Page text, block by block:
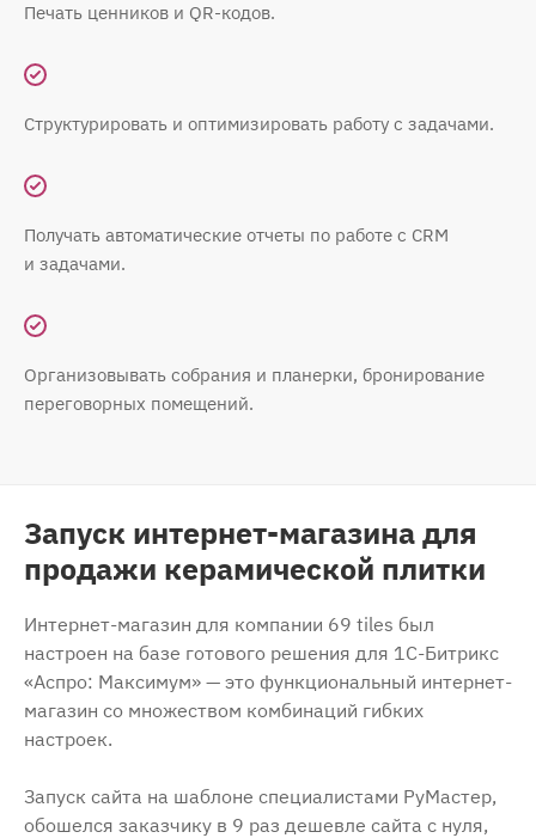
Печать ценников и QR-кодов.
Структурировать и оптимизировать работу с задачами.
Получать автоматические отчеты по работе с CRM
и задачами.
Организовывать собрания и планерки, бронирование
переговорных помещений.
Запуск интернет-магазина для
продажи керамической плитки
Интернет-магазин для компании 69 tiles был
настроен на базе готового решения для 1С-Битрикс
«Аспро: Максимум» — это функциональный интернет-
магазин со множеством комбинаций гибких
настроек.
Запуск сайта на шаблоне специалистами РуМастер,
обошелся заказчику в 9 раз дешевле сайта с нуля,